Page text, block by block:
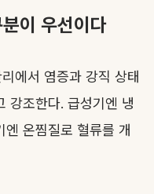
이 우선이다
에서 염증과 강직 상태
강조한다. 급성기엔 냉
온찜질로 혈류를 개